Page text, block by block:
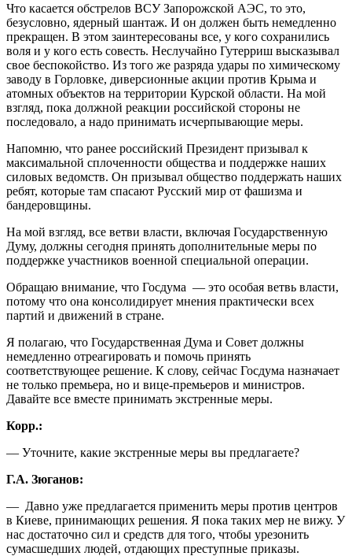
Что касается обстрелов ВСУ Запорожской АЭС, то это,
безусловно, ядерный шантаж. И он должен быть немедленно
прекращен. В этом заинтересованы все, у кого сохранились
воля и у кого есть совесть. Неслучайно Гутерриш высказывал
свое беспокойство. Из того же разряда удары по химическому
заводу в Горловке, диверсионные акции против Крыма и
атомных объектов на территории Курской области. На мой
взгляд, пока должной реакции российской стороны не
последовало, а надо принимать исчерпывающие меры.
Напомню, что ранее российский Президент призывал к
максимальной сплоченности общества и поддержке наших
силовых ведомств. Он призывал общество поддержать наших
ребят, которые там спасают Русский мир от фашизма и
бандеровщины.
На мой взгляд, все ветви власти, включая Государственную
Думу, должны сегодня принять дополнительные меры по
поддержке участников военной специальной операции.
Обращаю внимание, что Госдума — это особая ветвь власти,
потому что она консолидирует мнения практически всех
партий и движений в стране.
Я полагаю, что Государственная Дума и Совет должны
немедленно отреагировать и помочь принять
соответствующее решение. К слову, сейчас Госдума назначает
не только премьера, но и вице-премьеров и министров.
Давайте все вместе принимать экстренные меры.
Корр.:
— Уточните, какие экстренные меры вы предлагаете?
Г.А. Зюганов:
— Давно уже предлагается применить меры против центров
в Киеве, принимающих решения. Я пока таких мер не вижу. У
нас достаточно сил и средств для того, чтобы урезонить
сумасшедших людей, отдающих преступные приказы.